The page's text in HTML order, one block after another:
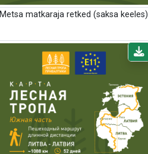
Metsa matkaraja retked (saksa keeles)